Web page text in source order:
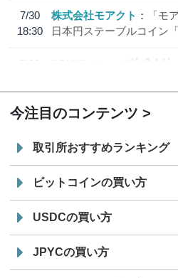
7/30
18:30
株式会社モアクト
「モ
日本円ステーブルコイン
7/29
SBI VCトレード株式会社
今注目のコンテンツ
取引所おすすめランキング
ビットコインの買い方
USDCの買い方
JPYCの買い方